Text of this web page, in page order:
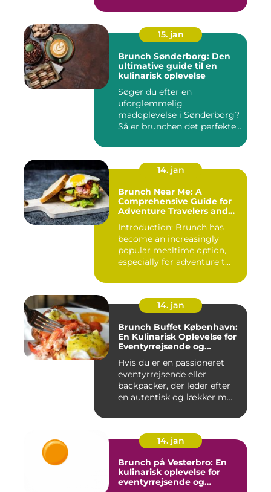
15. jan
Brunch Sønderborg: Den
ultimative guide til en
kulinarisk oplevelse
Søger du efter en
uforglemmelig
madoplevelse i Sønderborg?
Så er brunchen det perfekte
14. jan
Brunch Near Me: A
Comprehensive Guide for
Adventure Travelers and
Introduction: Brunch has
become an increasingly
popular mealtime option,
especially for adventure t...
14. jan
Brunch Buffet København:
En Kulinarisk Oplevelse for
Eventyrrejsende og
Hvis du er en passioneret
eventyrrejsende eller
backpacker, der leder efter
en autentisk og lækker m...
14. jan
Brunch på Vesterbro: En
kulinarisk oplevelse for
eventyrrejsende og